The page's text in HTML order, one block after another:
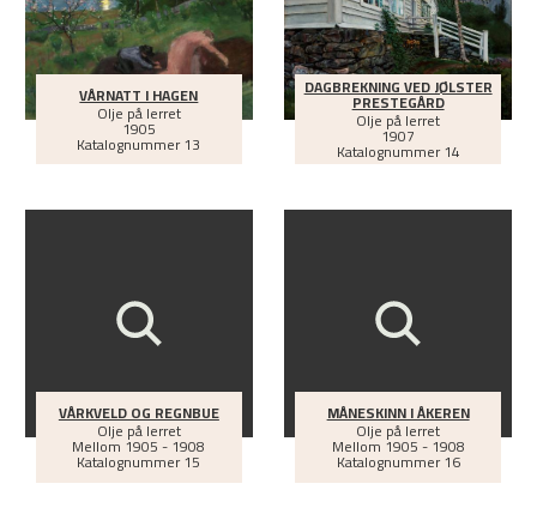
VÅRNATT I HAGEN
Olje på lerret
1905
Katalognummer 13
DAGBREKNING VED JØLSTER
PRESTEGÅRD
Olje på lerret
1907
Katalognummer 14
VÅRKVELD OG REGNBUE
Olje på lerret
Mellom 1905 - 1908
Katalognummer 15
MÅNESKINN I ÅKEREN
Olje på lerret
Mellom 1905 - 1908
Katalognummer 16